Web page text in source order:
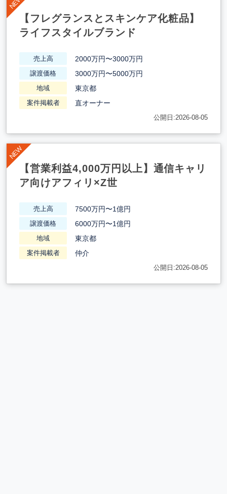
【フレグランスとスキンケア化粧品】
ライフスタイルブランド
売上高 2000万円〜3000万円
譲渡価格 3000万円〜5000万円
地域 東京都
案件掲載者 直オーナー
公開日:2026-08-05
【営業利益4,000万円以上】通信キャリ
ア向けアフィリ×Z世
売上高 7500万円〜1億円
譲渡価格 6000万円〜1億円
地域 東京都
案件掲載者 仲介
公開日:2026-08-05